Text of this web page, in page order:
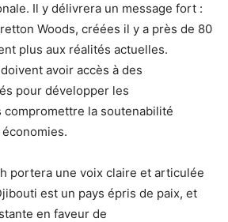
Il y délivrera un message fort :
Woods, créées il y a près de 80
plus aux réalités actuelles.
avoir accès à des
pour développer les
la soutenabilité
portera une voix claire et articulée
est un pays épris de paix, et
en faveur de